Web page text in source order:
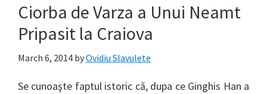
Ciorba de Varza a Unui Neamt
Pripasit la Craiova
March 6, 2014 byOvidiu Slavulete
Se cunoaşte faptul istoric că, dupa ce Ginghis Han a